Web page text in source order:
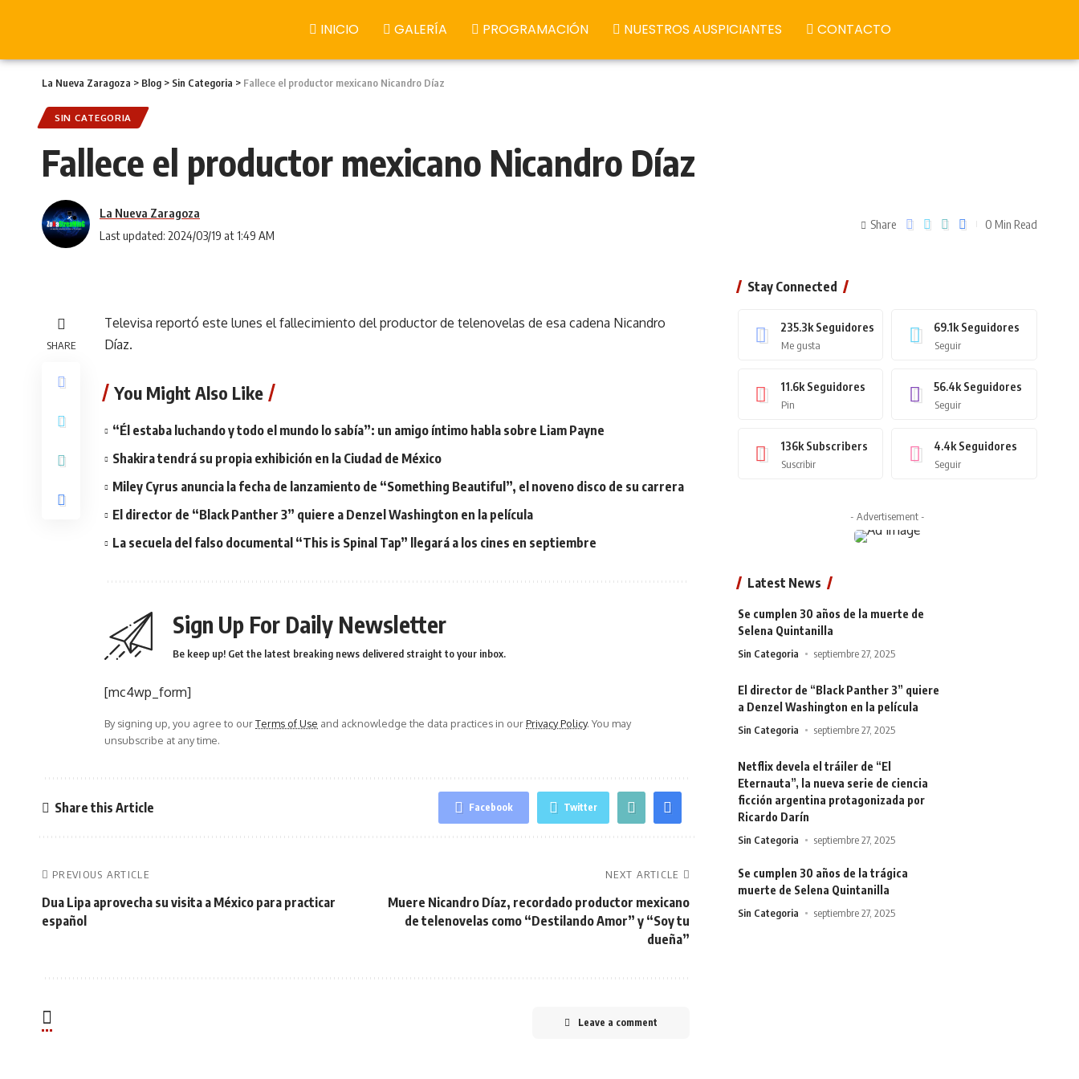
INICIO GALERÍA PROGRAMACIÓN NUESTROS AUSPICIANTES CONTACTO
La Nueva Zaragoza > Blog > Sin Categoria > Fallece el productor mexicano Nicandro Díaz
SIN CATEGORIA
Fallece el productor mexicano Nicandro Díaz
La Nueva Zaragoza
Last updated: 2024/03/19 at 1:49 AM
Share 0 Min Read
SHARE
Televisa reportó este lunes el fallecimiento del productor de telenovelas de esa cadena Nicandro
Díaz.
You Might Also Like
“Él estaba luchando y todo el mundo lo sabía”: un amigo íntimo habla sobre Liam Payne
Shakira tendrá su propia exhibición en la Ciudad de México
Miley Cyrus anuncia la fecha de lanzamiento de “Something Beautiful”, el noveno disco de su carrera
El director de “Black Panther 3” quiere a Denzel Washington en la película
La secuela del falso documental “This is Spinal Tap” llegará a los cines en septiembre
Sign Up For Daily Newsletter
Be keep up! Get the latest breaking news delivered straight to your inbox.
[mc4wp_form]
By signing up, you agree to ourTerms of Use and acknowledge the data practices in ourPrivacy Policy. You may
unsubscribe at any time.
Share this Article Facebook Twitter
PREVIOUS ARTICLE
Dua Lipa aprovecha su visita a México para practicar
español
NEXT ARTICLE
Muere Nicandro Díaz, recordado productor mexicano
de telenovelas como “Destilando Amor” y “Soy tu
dueña”
Leave a comment
Stay Connected
235.3k Seguidores
Me gusta
69.1k Seguidores
Seguir
11.6k Seguidores
Pin
56.4k Seguidores
Seguir
136k Subscribers
Suscribir
4.4k Seguidores
Seguir
- Advertisement -
Latest News
Se cumplen 30 años de la muerte de
Selena Quintanilla
Sin Categoria septiembre 27, 2025
El director de “Black Panther 3” quiere
a Denzel Washington en la película
Sin Categoria septiembre 27, 2025
Netflix devela el tráiler de “El
Eternauta”, la nueva serie de ciencia
ficción argentina protagonizada por
Ricardo Darín
Sin Categoria septiembre 27, 2025
Se cumplen 30 años de la trágica
muerte de Selena Quintanilla
Sin Categoria septiembre 27, 2025